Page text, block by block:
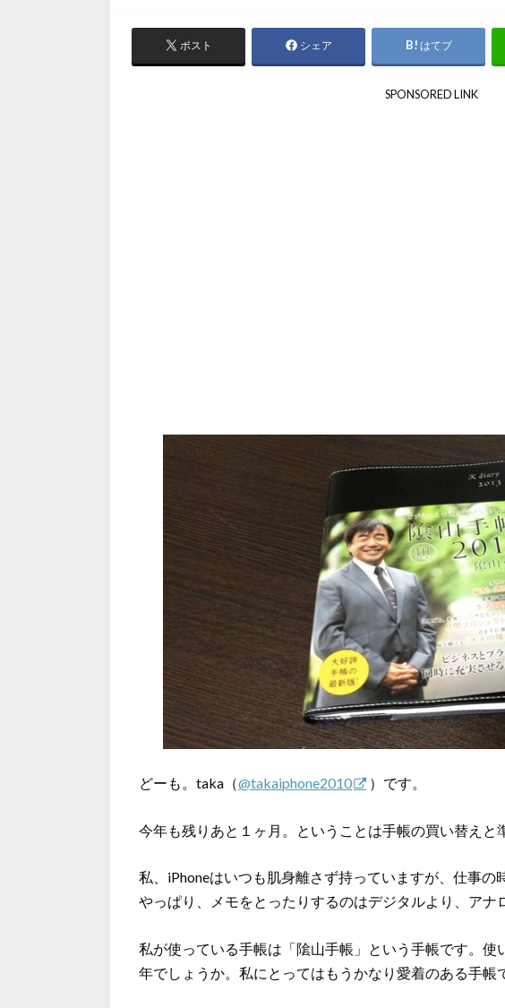
ポスト シェア はてブ
SPONSORED LINK
どーも。taka（@takaiphone2010 ）です。
今年も残りあと１ヶ月。ということは手帳の買い替えと
私、iPhoneはいつも肌身離さず持っていますが、仕事の
やっぱり、メモをとったりするのはデジタルより、アナ
私が使っている手帳は「隂山手帳」という手帳です。使
年でしょうか。私にとってはもうかなり愛着のある手帳